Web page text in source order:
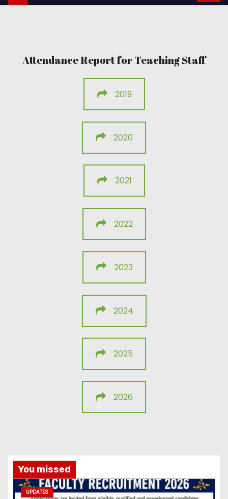
Attendance Report for Teaching Staff
2019
2020
2021
2022
2023
2024
2025
2026
You missed
UPDATES